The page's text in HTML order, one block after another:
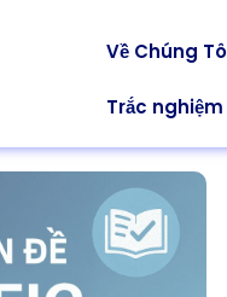
Về Chúng
Trắc